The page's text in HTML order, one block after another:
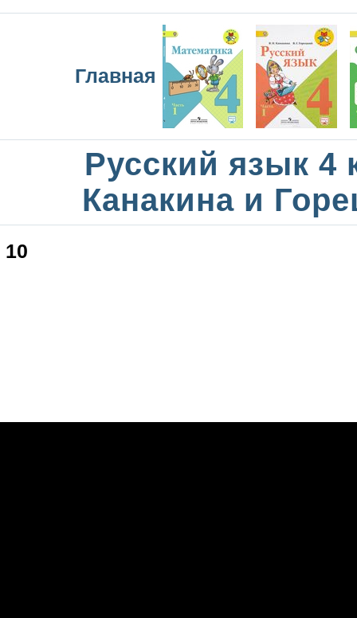
Главная
Русский язык 4
Канакина и
10